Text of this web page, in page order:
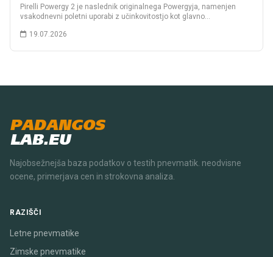
Pirelli Powergy 2 je naslednik originalnega Powergyja, namenjen
vsakodnevni poletni uporabi z učinkovitostjo kot glavno…
19.07.2026
PADANGOS
LAB.EU
Najobsežnejša baza podatkov o testih pnevmatik. neodvisne
ocene, primerjava cen in strokovna analiza.
RAZIŠČI
Letne pnevmatike
Zimske pnevmatike